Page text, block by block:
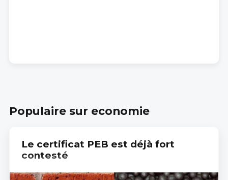
Populaire sur economie
Le certificat PEB est déjà fort
contesté